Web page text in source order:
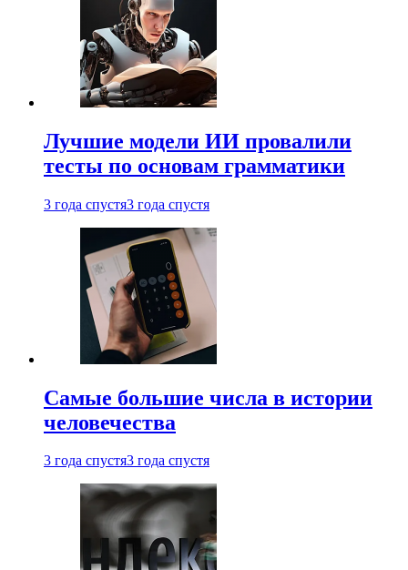
Лучшие модели ИИ провалили
тесты по основам грамматики
3 года спустя3 года спустя
Самые большие числа в истории
человечества
3 года спустя3 года спустя